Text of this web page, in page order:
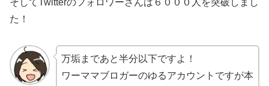
そしてTwitterのフォロワーさんは６０００人を突破しまし
た！
万垢まであと半分以下ですよ！
ワーママブロガーのゆるアカウントですが本